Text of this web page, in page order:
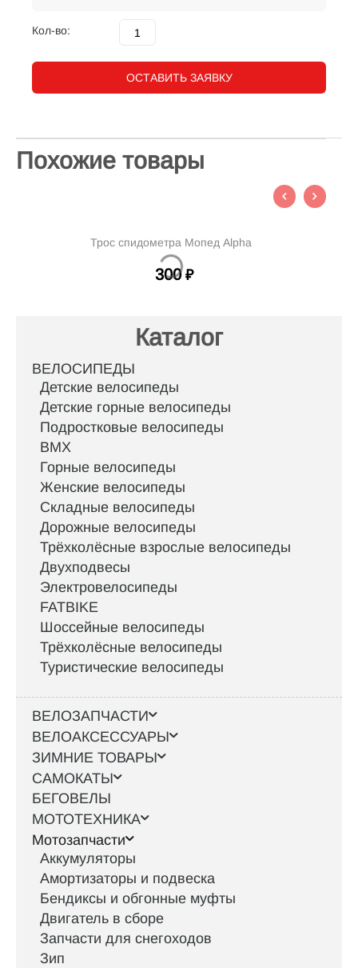
Кол-во:
ОСТАВИТЬ ЗАЯВКУ
Похожие товары
Трос спидометра Мопед Alpha
300 ₽
Каталог
ВЕЛОСИПЕДЫ
Детские велосипеды
Детские горные велосипеды
Подростковые велосипеды
BMX
Горные велосипеды
Женские велосипеды
Складные велосипеды
Дорожные велосипеды
Трёхколёсные взрослые велосипеды
Двухподвесы
Электровелосипеды
FATBIKE
Шоссейные велосипеды
Трёхколёсные велосипеды
Туристические велосипеды
ВЕЛОЗАПЧАСТИ
ВЕЛОАКСЕССУАРЫ
ЗИМНИЕ ТОВАРЫ
САМОКАТЫ
БЕГОВЕЛЫ
МОТОТЕХНИКА
Мотозапчасти
Аккумуляторы
Амортизаторы и подвеска
Бендиксы и обгонные муфты
Двигатель в сборе
Запчасти для снегоходов
Зип